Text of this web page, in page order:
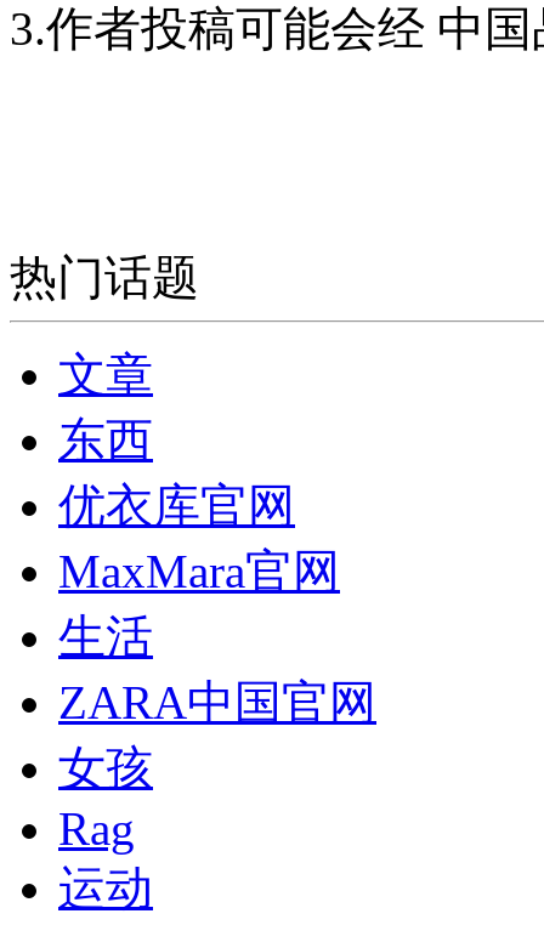
3.作者投稿可能会经 中
热门话题
文章
东西
优衣库官网
MaxMara官网
生活
ZARA中国官网
女孩
Rag
运动